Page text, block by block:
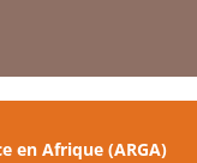
en Afrique (ARGA)